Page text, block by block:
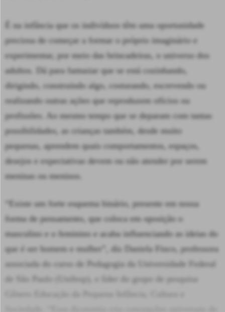
É na infância que os indivíduos têm uma oportunidade
preciosa de começar a formar o próprio imaginário e
experimentar, por meio das brincadeiras, o universo dos
adultos. Dá para fantasiar que se está cozinhando,
dirigindo, construindo algo, costurando, escrevendo ou
realizando outras ações que reproduzem ofícios ou
profissões. Ao mesmo tempo que se deparam com tantas
possibilidades, as crianças também, desde muito
pequenas, aprendem quais comportamentos, espaços,
desejos e expectativas devem ou não atender por serem
meninas ou meninos.
“Existe um forte esquema binário, presente em nossa
forma de pensamento, que coloca em oposição o
masculino e o feminino e acaba influenciando as ideias do
que é ser homem e mulher”, diz Daniela Finco, professora
associada do curso de Pedagogia da Universidade Federal
de São Paulo (Unifesp), e líder do grupo de pesquisa